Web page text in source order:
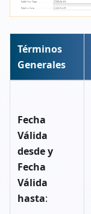
Términos
Generales
Fecha
Válida
desde y
Fecha
Válida
hasta: